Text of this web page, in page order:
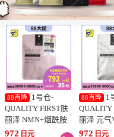
88直降
1号仓-
QUALITY FIRST肤
丽泽 NMN+烟酰胺
多重焕活面膜 7片
972 日元
88直降
1
QUALITY
丽泽 元气
白保湿面
972 日元